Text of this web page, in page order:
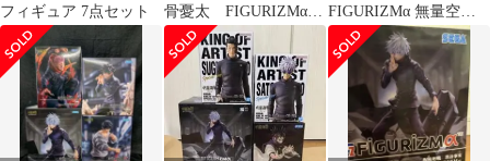
フィギュア 7点セット
骨憂太 FIGURIZMα
フィギュア 新品未開
封
FIGURIZMα 無量空処
新品未開封